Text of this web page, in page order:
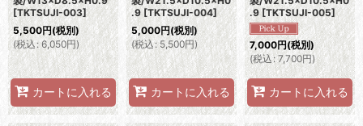
[TKTSUJI-003]
5,500円(税別)
(税込: 6,050円)
カートに入れる
.9 [TKTSUJI-004]
5,000円(税別)
(税込: 5,500円)
カートに入れる
.9 [TKTSUJI-005]
7,000円(税別)
(税込: 7,700円)
カートに入れる